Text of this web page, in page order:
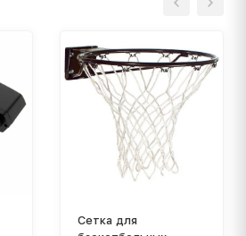
Сетка для